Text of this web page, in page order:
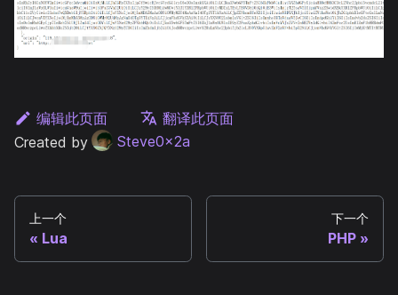
编辑此页面
翻译此页面
Created by
Steve0x2a
上一个
Lua
下一个
PHP